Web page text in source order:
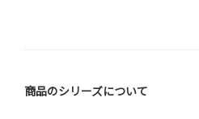
商品のシリーズについて